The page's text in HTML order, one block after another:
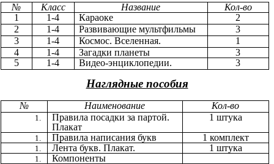
№ Класс Название
Кол-во
1
1-4 Караоке
2
2
1-4 Развивающие мультфильмы
3
3
1-4 Космос. Вселенная.
1
4
1-4 Загадки планеты
3
5
1-4 Видео-энциклопедии. 3
Наглядные пособия
№ Наименование
Кол-во
Правила посадки за партой.
Плакат
1 штука
Правила написания букв
1 комплект
Лента букв. Плакат.
1 штука
Компоненты